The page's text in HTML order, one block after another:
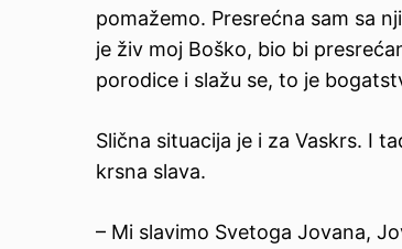
pomažemo. Presrećna sam sa
je živ moj Boško, bio bi
porodice i slažu se, to je
Slična situacija je i za Vaskrs. I
krsna slava.
– Mi slavimo Svetoga Jovana,